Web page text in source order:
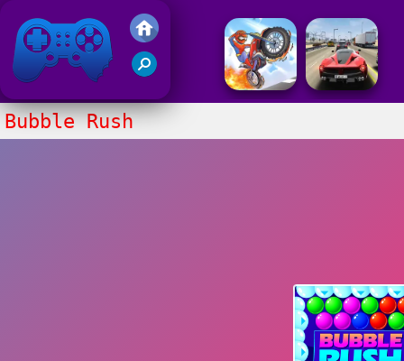
Juegos Friv 2017
Bubble Rush